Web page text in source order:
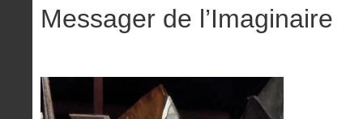
Messager de l’Imaginaire